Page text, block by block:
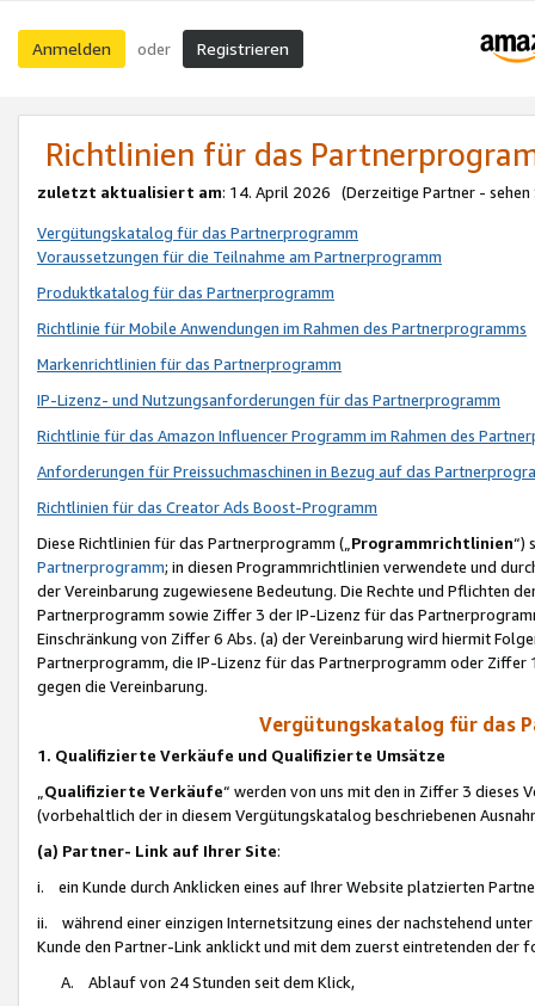
Anmelden oder Registrieren
Richtlinien für das
zuletzt aktualisiert am: 14. April 2026 (Derzeitige Partner - sehen
Vergütungskatalog für das Partnerprogramm
Voraussetzungen für die Teilnahme am Partnerprogramm
Produktkatalog für das Partnerprogramm
Richtlinie für Mobile Anwendungen im Rahmen des Partnerprogramms
Markenrichtlinien für das Partnerprogramm
IP-Lizenz- und Nutzungsanforderungen für das Partnerprogramm
Richtlinie für das Amazon Influencer Programm im Rahmen des
Anforderungen für Preissuchmaschinen in Bezug auf das
Richtlinien für das Creator Ads Boost-Programm
Diese Richtlinien für das Partnerprogramm („Programmrichtlinien“)
Partnerprogramm; in diesen Programmrichtlinien verwendete und
der Vereinbarung zugewiesene Bedeutung. Die Rechte und Pflichten
Partnerprogramm sowie Ziffer 3 der IP-Lizenz für das
Einschränkung von Ziffer 6 Abs. (a) der Vereinbarung wird hiermit
Partnerprogramm, die IP-Lizenz für das Partnerprogramm oder
gegen die Vereinbarung.
Vergütungskatalog für das
1. Qualifizierte Verkäufe und Qualifizierte Umsätze
Qualifizierte Verkäufe“ werden von uns mit den in Ziffer 3
(vorbehaltlich der in diesem Vergütungskatalog beschriebenen
(a) Partner- Link auf Ihrer Site:
i. ein Kunde durch Anklicken eines auf Ihrer Website platzierten
ii. während einer einzigen Internetsitzung eines der nachstehend
Kunde den Partner-Link anklickt und mit dem zuerst eintretenden der
A. Ablauf von 24 Stunden seit dem Klick,